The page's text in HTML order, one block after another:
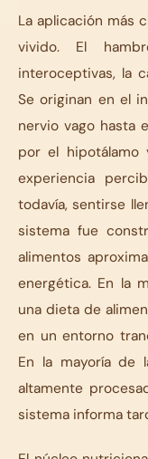
La aplicación más
vivido. El
interoceptivas, la
Se originan en el
nervio vago hasta
por el
experiencia
todavía, sentirse
sistema fue
alimentos
energética. En la
una dieta de
en un entorno
En la mayoría de
altamente
sistema informa